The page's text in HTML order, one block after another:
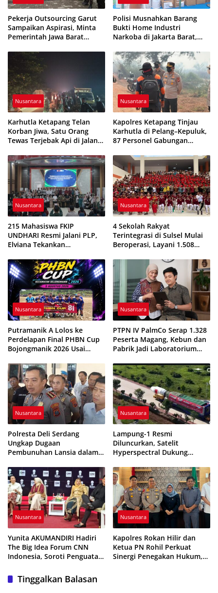
Pekerja Outsourcing Garut
Sampaikan Aspirasi, Minta
Pemerintah Jawa Barat
Polisi Musnahkan Barang
Bukti Home Industri
Narkoba di Jakarta Barat,
Beredar
Nusantara
Karhutla Ketapang Telan
Korban Jiwa, Satu Orang
Tewas Terjebak Api di Jalan
Nusantara
Kapolres Ketapang Tinjau
Karhutla di Pelang–Kepuluk,
87 Personel Gabungan
Nusantara
215 Mahasiswa FKIP
UNDHARI Resmi Jalani PLP,
Elviana Tekankan
dan Profesionalisme Calon
Guru
Nusantara
4 Sekolah Rakyat
Terintegrasi di Sulsel Mulai
Beroperasi, Layani 1.508
2026/2027
Nusantara
Putramanik A Lolos ke
Perdelapan Final PHBN Cup
Bojongmanik 2026 Usai
Nusantara
PTPN IV PalmCo Serap 1.328
Peserta Magang, Kebun dan
Pabrik Jadi Laboratorium
Muda
Nusantara
Polresta Deli Serdang
Ungkap Dugaan
Pembunuhan Lansia dalam
Ditangkap Saat Hendak
Kabur
Nusantara
Lampung-1 Resmi
Diluncurkan, Satelit
Hyperspectral Dukung
Tanpa Gunakan APBD
Nusantara
Yunita AKUMANDIRI Hadiri
The Big Idea Forum CNN
Indonesia, Soroti Penguatan
Ekonomi Nasional
Nusantara
Kapolres Rokan Hilir dan
Ketua PN Rohil Perkuat
Sinergi Penegakan Hukum,
Tinggalkan Balasan